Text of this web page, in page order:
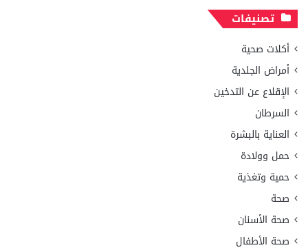
تصنيفات
أكلات صحية
أمراض الجلدية
الإقلاع عن التدخين
السرطان
العناية بالبشرة
حمل وولادة
حمية وتغذية
صحة
صحة الأسنان
صحة الأطفال